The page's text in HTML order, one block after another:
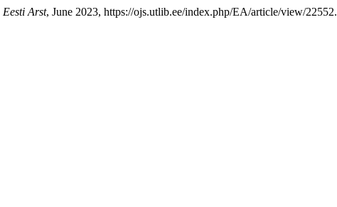
Eesti Arst, June 2023, https://ojs.utlib.ee/index.php/EA/article/view/22552.